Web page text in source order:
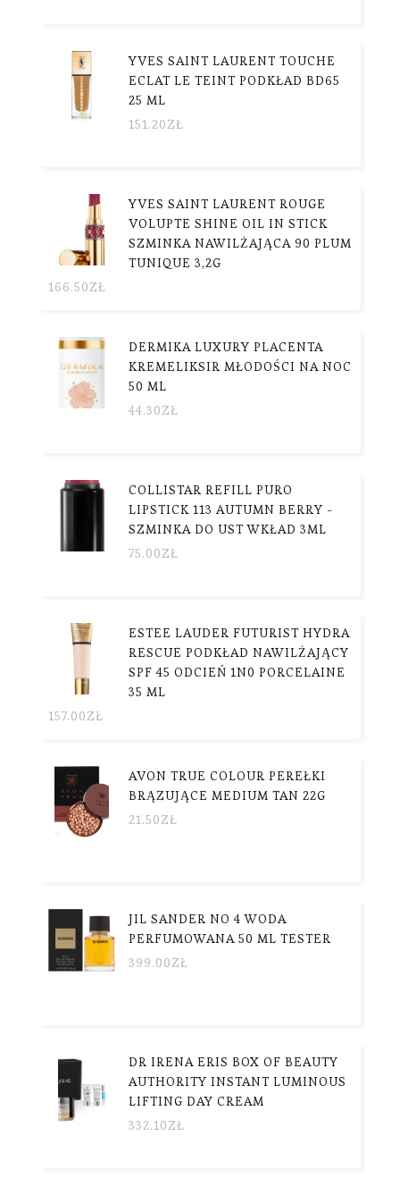
YVES SAINT LAURENT TOUCHE
ECLAT LE TEINT PODKŁAD BD65
25 ML
151.20ZŁ
YVES SAINT LAURENT ROUGE
VOLUPTE SHINE OIL IN STICK
SZMINKA NAWILŻAJĄCA 90 PLUM
TUNIQUE 3,2G
166.50ZŁ
DERMIKA LUXURY PLACENTA
KREMELIKSIR MŁODOŚCI NA NOC
50 ML
44.30ZŁ
COLLISTAR REFILL PURO
LIPSTICK 113 AUTUMN BERRY -
SZMINKA DO UST WKŁAD 3ML
75.00ZŁ
ESTEE LAUDER FUTURIST HYDRA
RESCUE PODKŁAD NAWILŻAJĄCY
SPF 45 ODCIEŃ 1N0 PORCELAINE
35 ML
157.00ZŁ
AVON TRUE COLOUR PEREŁKI
BRĄZUJĄCE MEDIUM TAN 22G
21.50ZŁ
JIL SANDER NO 4 WODA
PERFUMOWANA 50 ML TESTER
399.00ZŁ
DR IRENA ERIS BOX OF BEAUTY
AUTHORITY INSTANT LUMINOUS
LIFTING DAY CREAM
332.10ZŁ